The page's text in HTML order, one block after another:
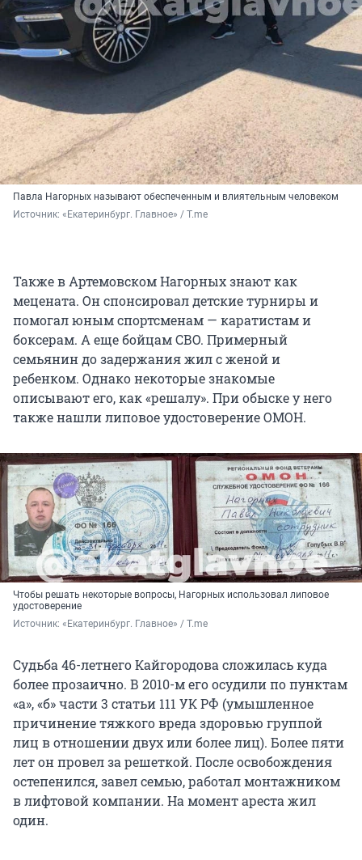
Павла Нагорных называют обеспеченным и влиятельным человеком
Источник: «Екатеринбург. Главное» / T.me
Также в Артемовском Нагорных знают как
мецената. Он спонсировал детские турниры и
помогал юным спортсменам — каратистам и
боксерам. А еще бойцам СВО. Примерный
семьянин до задержания жил с женой и
ребенком. Однако некоторые знакомые
описывают его, как «решалу». При обыске у него
также нашли липовое удостоверение ОМОН.
Чтобы решать некоторые вопросы, Нагорных использовал липовое
удостоверение
Источник: «Екатеринбург. Главное» / T.me
Судьба 46-летнего Кайгородова сложилась куда
более прозаично. В 2010-мего осудили по пунктам
«а», «б» части 3 статьи 111 УК РФ (умышленное
причинение тяжкого вреда здоровью группой
лиц в отношении двух или более лиц). Более пяти
лет он провел за решеткой. После освобождения
остепенился, завел семью, работал монтажником
в лифтовой компании. На момент ареста жил
один.